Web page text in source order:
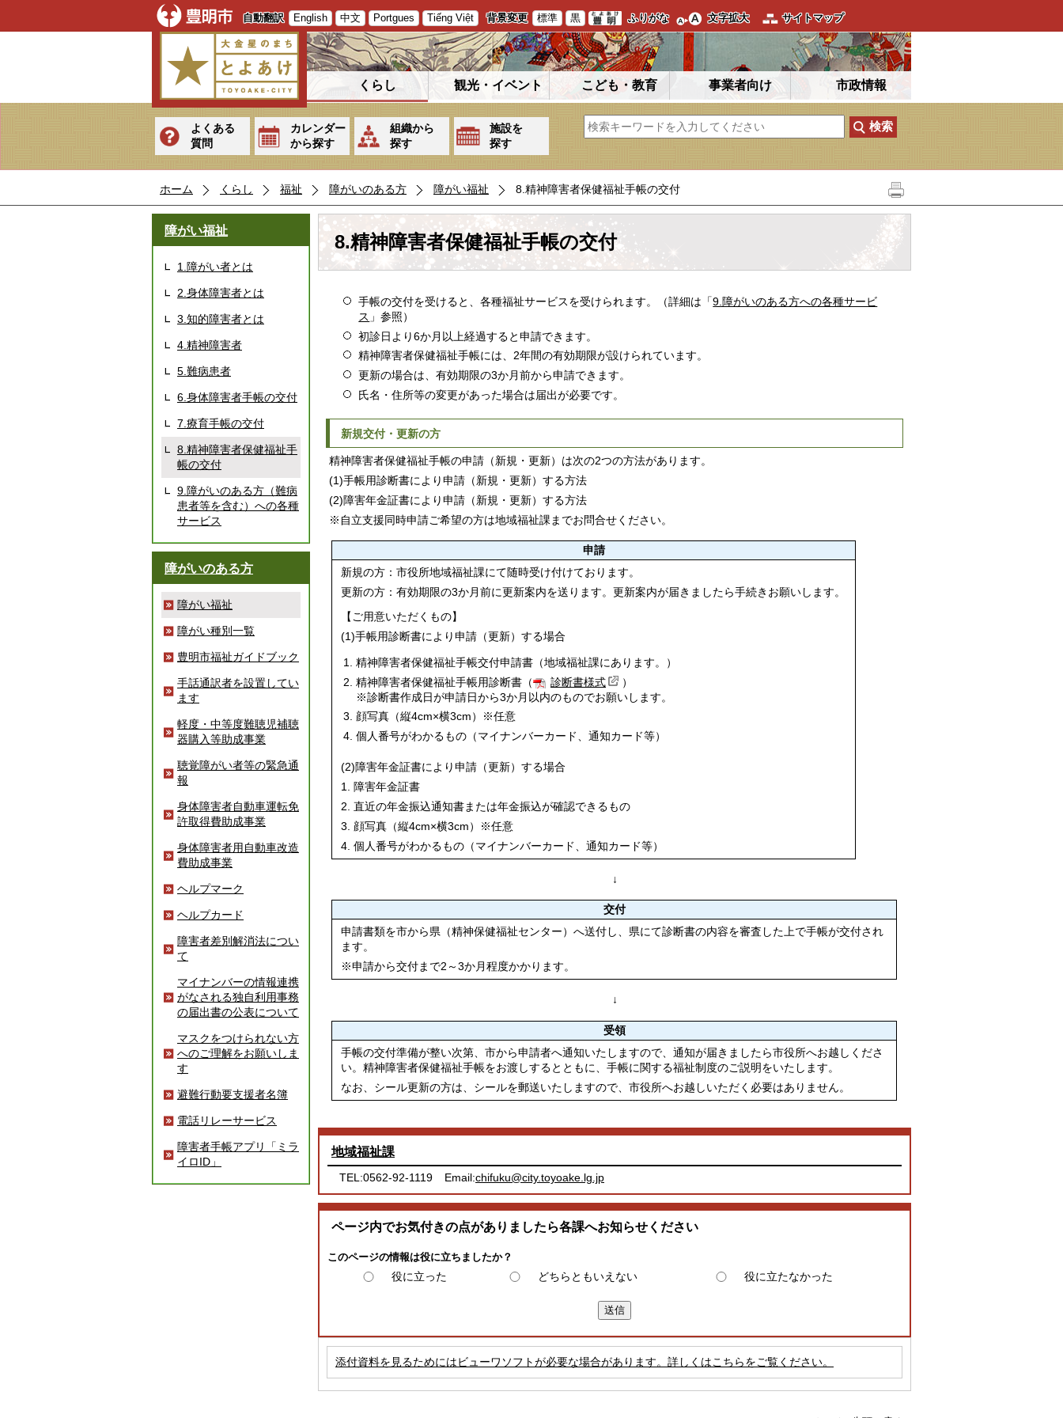
自動翻訳 English 中文 Portgues Tiếng Việt 背景変更 標準 黒 ふりがな 文字拡大 サイトマップ
くらし 観光・イベント こども・教育 事業者向け 市政情報
よくある
質問
カレンダー
から探す
組織から
探す
施設を
探す
ホーム くらし 福祉 障がいのある方 障がい福祉 8.精神障害者保健福祉手帳の交付
障がい福祉
1.障がい者とは
2.身体障害者とは
3.知的障害者とは
4.精神障害者
5.難病患者
6.身体障害者手帳の交付
7.療育手帳の交付
8.精神障害者保健福祉手
帳の交付
9.障がいのある方（難病
患者等を含む）への各種
サービス
障がいのある方
障がい福祉
障がい種別一覧
豊明市福祉ガイドブック
手話通訳者を設置してい
ます
軽度・中等度難聴児補聴
器購入等助成事業
聴覚障がい者等の緊急通
報
身体障害者自動車運転免
許取得費助成事業
身体障害者用自動車改造
費助成事業
ヘルプマーク
ヘルプカード
障害者差別解消法につい
て
マイナンバーの情報連携
がなされる独自利用事務
の届出書の公表について
マスクをつけられない方
へのご理解をお願いしま
す
避難行動要支援者名簿
電話リレーサービス
障害者手帳アプリ「ミラ
イロID」
8.精神障害者保健福祉手帳の交付
手帳の交付を受けると、各種福祉サービスを受けられます。（詳細は「9.障がいのある方への各種サービ
ス 」参照）
初診日より6か月以上経過すると申請できます。
精神障害者保健福祉手帳には、2年間の有効期限が設けられています。
更新の場合は、有効期限の3か月前から申請できます。
氏名・住所等の変更があった場合は届出が必要です。
新規交付・更新の方
精神障害者保健福祉手帳の申請（新規・更新）は次の2つの方法があります。
(1)手帳用診断書により申請（新規・更新）する方法
(2)障害年金証書により申請（新規・更新）する方法
※自立支援同時申請ご希望の方は地域福祉課までお問合せください。
申請
新規の方：市役所地域福祉課にて随時受け付けております。
更新の方：有効期限の3か月前に更新案内を送ります。更新案内が届きましたら手続きお願いします。
【ご用意いただくもの】
(1)手帳用診断書により申請（更新）する場合
精神障害者保健福祉手帳交付申請書（地域福祉課にあります。）
精神障害者保健福祉手帳用診断書（
診断書様式
）
※診断書作成日が申請日から3か月以内のものでお願いします。
顔写真（縦4cm×横3cm）※任意
個人番号がわかるもの（マイナンバーカード、通知カード等）
(2)障害年金証書により申請（更新）する場合
1. 障害年金証書
2. 直近の年金振込通知書または年金振込が確認できるもの
3. 顔写真（縦4cm×横3cm）※任意
4. 個人番号がわかるもの（マイナンバーカード、通知カード等）
↓
交付
申請書類を市から県（精神保健福祉センター）へ送付し、県にて診断書の内容を審査した上で手帳が交付され
ます。
※申請から交付まで2～3か月程度かかります。
↓
受領
手帳の交付準備が整い次第、市から申請者へ通知いたしますので、通知が届きましたら市役所へお越しくださ
い。精神障害者保健福祉手帳をお渡しするとともに、手帳に関する福祉制度のご説明をいたします。
なお、シール更新の方は、シールを郵送いたしますので、市役所へお越しいただく必要はありません。
地域福祉課
TEL:0562-92-1119 Email:chifuku@city.toyoake.lg.jp
ページ内でお気付きの点がありましたら各課へお知らせください
このページの情報は役に立ちましたか？
役に立った どちらともいえない 役に立たなかった
添付資料を見るためにはビューワソフトが必要な場合があります。詳しくはこちらをご覧ください。